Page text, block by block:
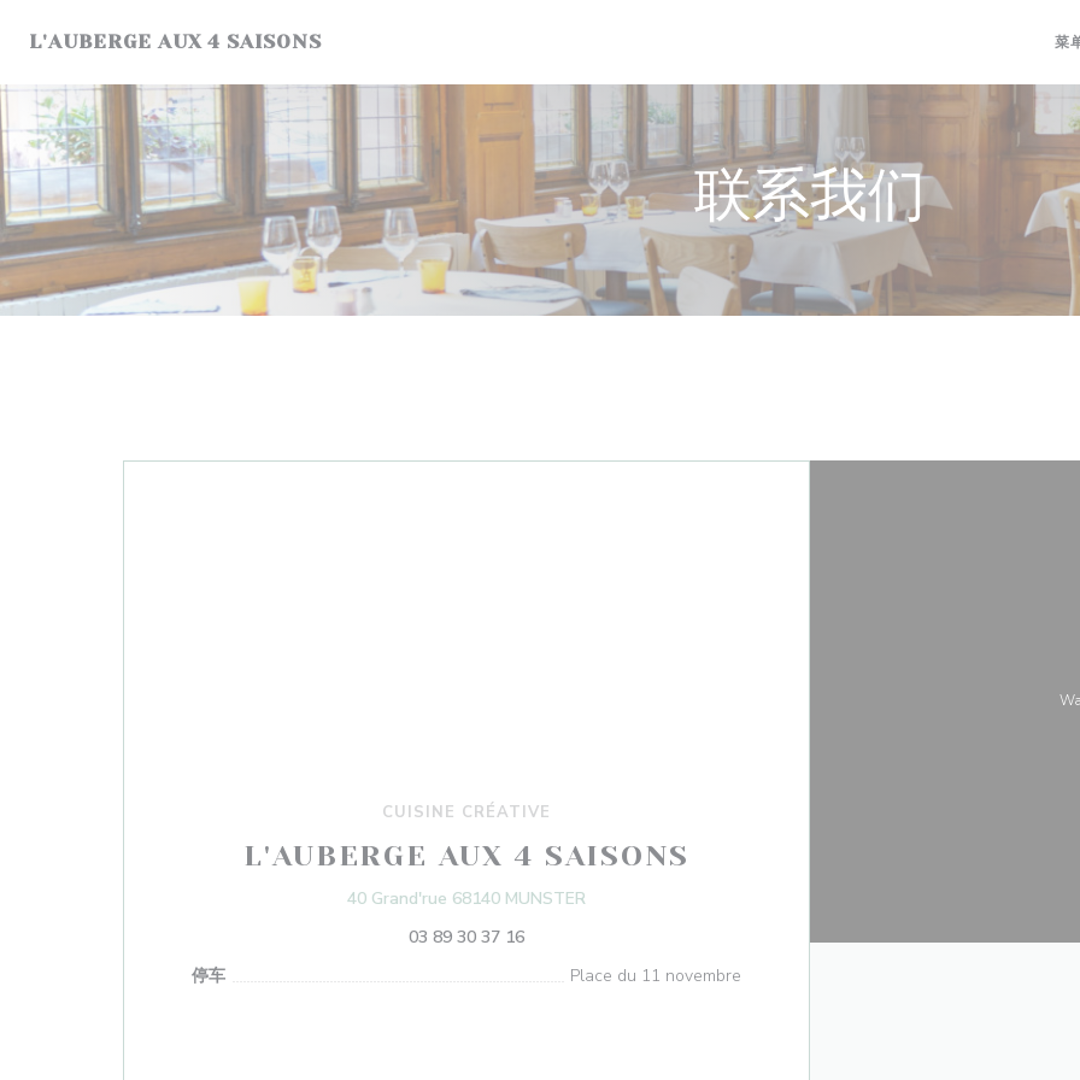
L'AUBERGE AUX 4 SAISONS 菜
联系我们
CUISINE CRÉATIVE
L'AUBERGE AUX 4 SAISONS
40 Grand'rue 68140 MUNSTER((在新窗口中打开))
03 89 30 37 16
停车
Place du 11 novembre